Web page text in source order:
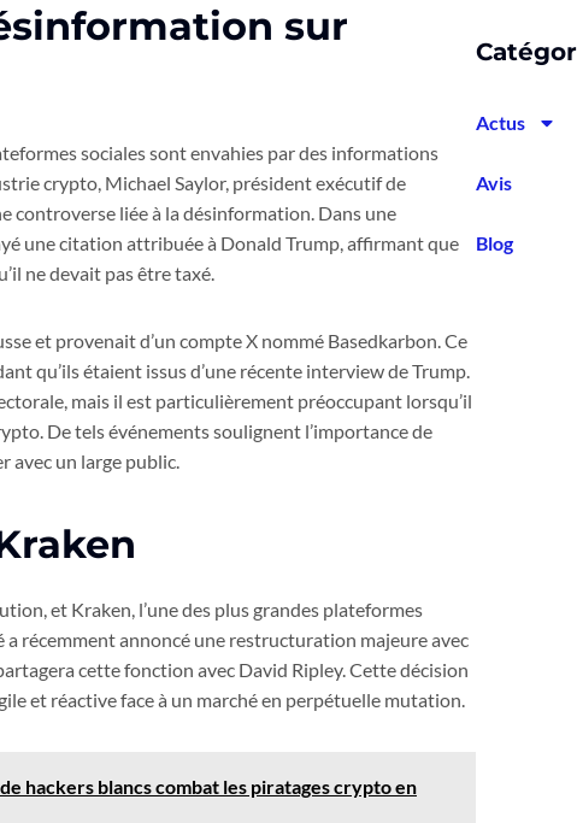
sur
sociales sont envahies par des informations
crypto, Michael Saylor, président exécutif de
controverse liée à la désinformation. Dans une
une citation attribuée à Donald Trump, affirmant que
ne devait pas être taxé.
et provenait d’un compte X nommé Basedkarbon. Ce
qu’ils étaient issus d’une récente interview de Trump.
mais il est particulièrement préoccupant lorsqu’il
De tels événements soulignent l’importance de
avec un large public.
et Kraken, l’une des plus grandes plateformes
a récemment annoncé une restructuration majeure avec
cette fonction avec David Ripley. Cette décision
et réactive face à un marché en perpétuelle mutation.
hackers blancs combat les piratages crypto en
Actus
Avis
Blog